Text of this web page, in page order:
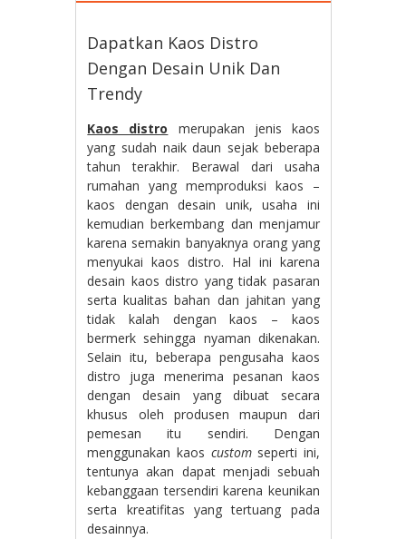
Dapatkan Kaos Distro
Dengan Desain Unik Dan
Trendy
Kaos distro merupakan jenis kaos
yang sudah naik daun sejak beberapa
tahun terakhir. Berawal dari usaha
rumahan yang memproduksi kaos –
kaos dengan desain unik, usaha ini
kemudian berkembang dan menjamur
karena semakin banyaknya orang yang
menyukai kaos distro. Hal ini karena
desain kaos distro yang tidak pasaran
serta kualitas bahan dan jahitan yang
tidak kalah dengan kaos – kaos
bermerk sehingga nyaman dikenakan.
Selain itu, beberapa pengusaha kaos
distro juga menerima pesanan kaos
dengan desain yang dibuat secara
khusus oleh produsen maupun dari
pemesan itu sendiri. Dengan
menggunakan kaos customseperti ini,
tentunya akan dapat menjadi sebuah
kebanggaan tersendiri karena keunikan
serta kreatifitas yang tertuang pada
desainnya.